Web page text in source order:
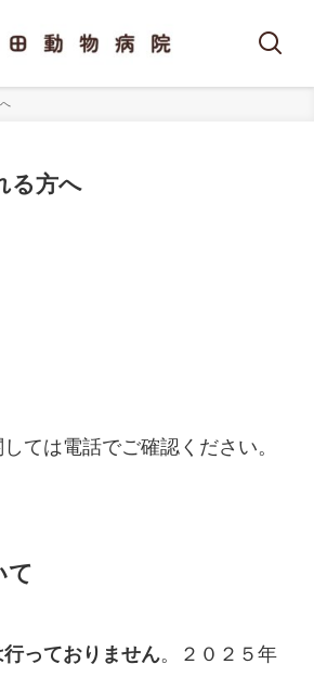
る方へ
ては電話でご確認ください。
て
っておりません。２０２５年